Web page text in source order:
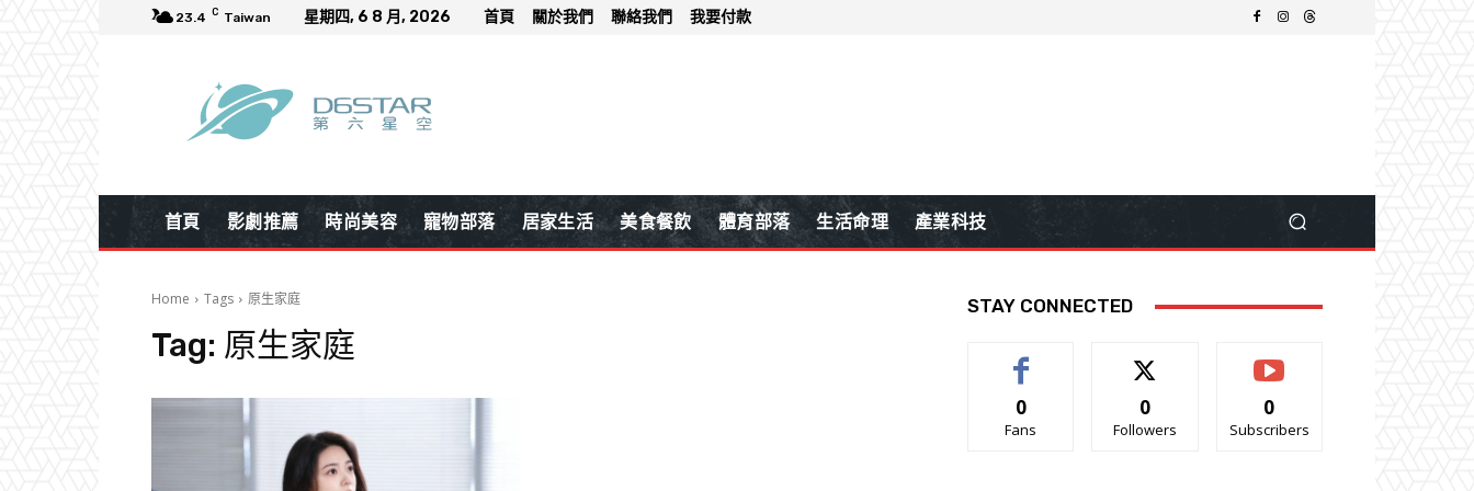
23.4 C Taiwan 星期四, 6 8 月, 2026 首頁 關於我們 聯絡我們 我要付款
首頁 影劇推薦 時尚美容 寵物部落 居家生活 美食餐飲 體育部落 生活命理 產業科技
Home Tags 原生家庭
Tag: 原生家庭
STAY CONNECTED
0
Fans
0
Followers
0
Subscribers